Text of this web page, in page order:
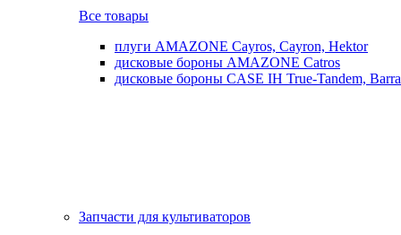
Все товары
плуги AMAZONE Cayros, Cayron, Hektor
дисковые бороны AMAZONE Catros
дисковые бороны CASE IH True-Tandem,
Запчасти для культиваторов